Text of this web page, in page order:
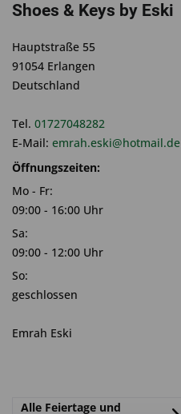
Shoes & Keys by Eski
Hauptstraße 55
91054 Erlangen
Deutschland
Tel. 01727048282
E-Mail: emrah.eski@hotmail.de
Öffnungszeiten:
Mo - Fr:
09:00 - 16:00 Uhr
Sa:
09:00 - 12:00 Uhr
So:
geschlossen
Emrah Eski
Alle Feiertage und